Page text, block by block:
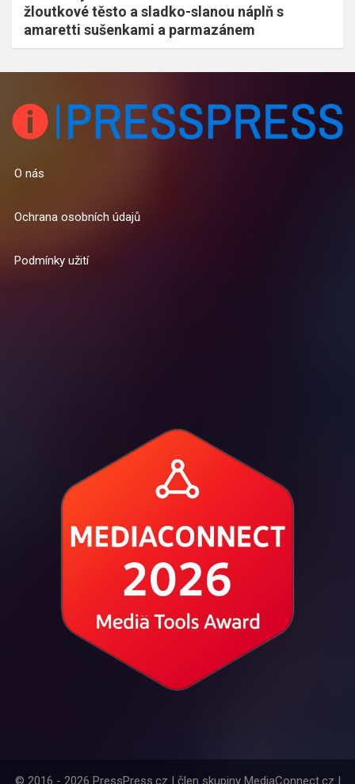
žloutkové těsto a sladko-slanou náplň s
amaretti sušenkami a parmazánem
O nás
Ochrana osobních údajů
Podmínky užití
© 2016 - 2026 PressPress.cz | člen skupiny MediaConnect.cz |